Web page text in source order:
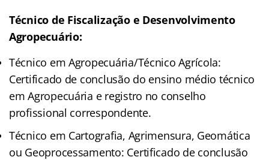
Técnico de Fiscalização e Desenvolvimento
Agropecuário:
Técnico em Agropecuária/Técnico Agrícola:
Certificado de conclusão do ensino médio técnico
em Agropecuária e registro no conselho
profissional correspondente.
Técnico em Cartografia, Agrimensura, Geomática
ou Geoprocessamento: Certificado de conclusão